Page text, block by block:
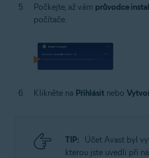
Počkejte, až vám průvodce
počítače.
Klikněte na Přihlásit nebo
TIP:
Účet Avast byl
kterou jste uvedli při